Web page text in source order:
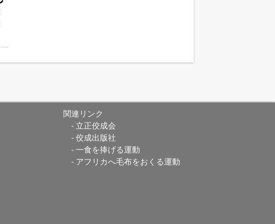
関連リンク
立正佼成会
佼成出版社
一食を捧げる運動
アフリカへ毛布をおくる運動